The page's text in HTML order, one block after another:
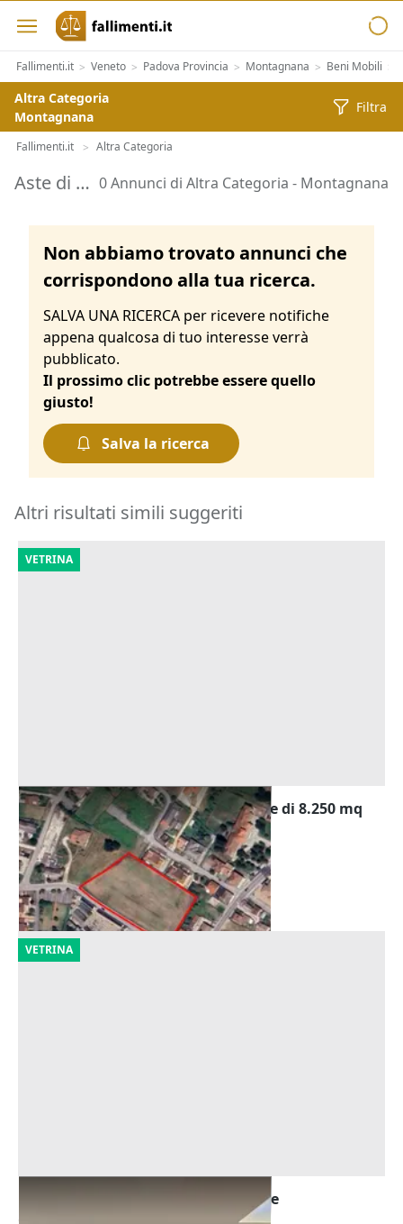
Fallimenti.it > Veneto > Padova Provincia > Montagnana > Beni Mobili
Altra Categoria
Montagnana
Filtra
Fallimenti.it > Altra Categoria
Aste di Altra Categoria Montagnana 0 Annunci di Altra Categoria - Montagnana
Non abbiamo trovato annunci che
corrispondono alla tua ricerca.
SALVA UNA RICERCA per ricevere notifiche
appena qualcosa di tuo interesse verrà
pubblicato.
Il prossimo clic potrebbe essere quello
giusto!
Salva la ricerca
Altri risultati simili suggeriti
VETRINA
Asta Terreno edificabile residenziale di 8.250 mq
Piacenza d'Adige (Padova)
Offerta minima
16.712 €
08/10/2026
VETRINA
Asta Negozio in centro commerciale